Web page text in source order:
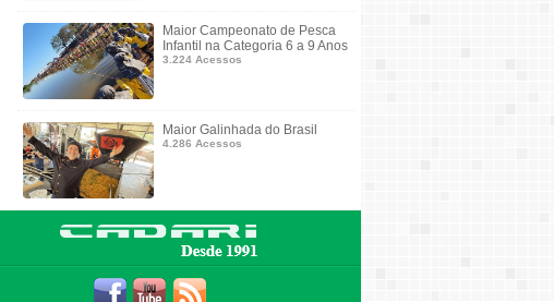
Maior Campeonato de Pesca
Infantil na Categoria 6 a 9 Anos
3.224 Acessos
Maior Galinhada do Brasil
4.286 Acessos